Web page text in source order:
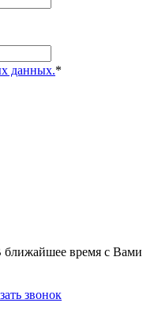
данных.*
время с Вами
звонок